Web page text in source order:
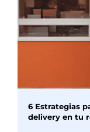
6 Estrategias
delivery en tu